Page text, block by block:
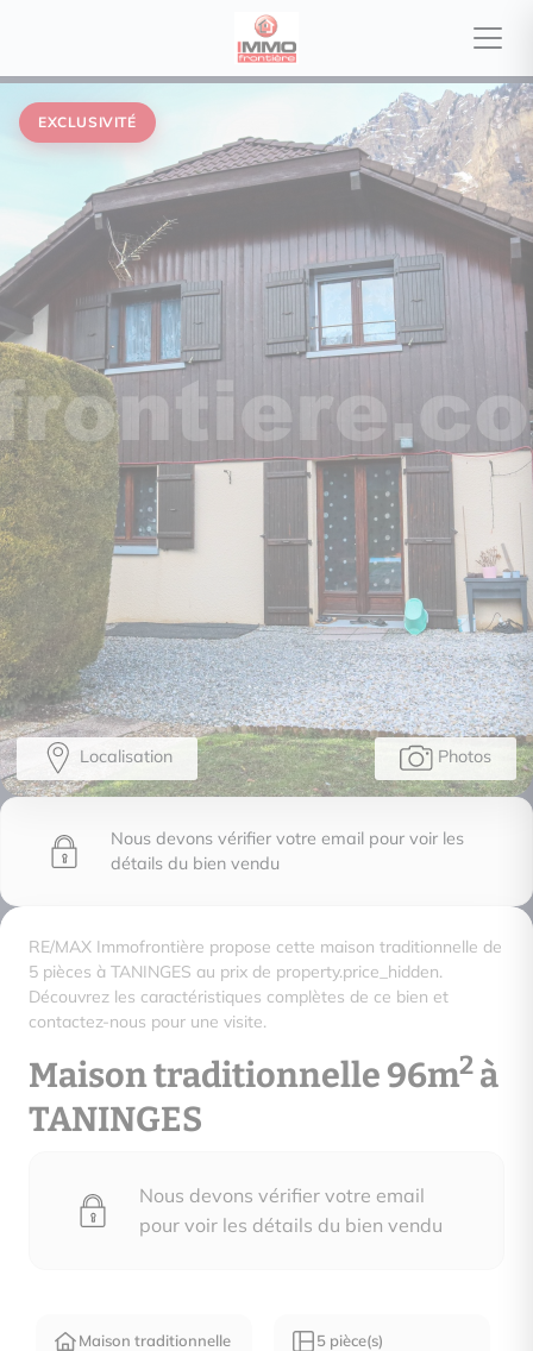
EXCLUSIVITÉ
Photos
Localisation
Nous devons vérifier votre email pour voir les
détails du bien vendu
RE/MAX Immofrontière propose cette maison traditionnelle de
5 pièces à TANINGES au prix de property.price_hidden.
Découvrez les caractéristiques complètes de ce bien et
contactez-nous pour une visite.
Maison traditionnelle 96m2 à
TANINGES
Nous devons vérifier votre email
pour voir les détails du bien vendu
Maison traditionnelle 5 pièce(s)